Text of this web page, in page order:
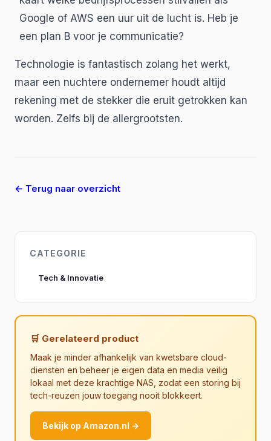
Google of AWS een uur uit de lucht is. Heb je
een plan B voor je communicatie?
Technologie is fantastisch zolang het werkt,
maar een nuchtere ondernemer houdt altijd
rekening met de stekker die eruit getrokken kan
worden. Zelfs bij de allergrootsten.
← Terug naar overzicht
CATEGORIE
Tech & Innovatie
🛒 Gerelateerd product
Maak je minder afhankelijk van kwetsbare cloud-
diensten en beheer je eigen data en media veilig
lokaal met deze krachtige NAS, zodat een storing bij
tech-reuzen jouw toegang nooit blokkeert.
Bekijk op Amazon.nl →